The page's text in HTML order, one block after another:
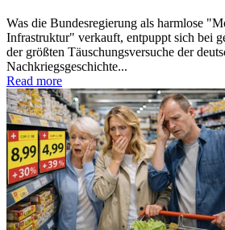
Was die Bundesregierung als harmlose
Infrastruktur" verkauft, entpuppt sich bei
der größten Täuschungsversuche der
Nachkriegsgeschichte...
Read more